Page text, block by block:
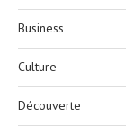
Business
Culture
Découverte